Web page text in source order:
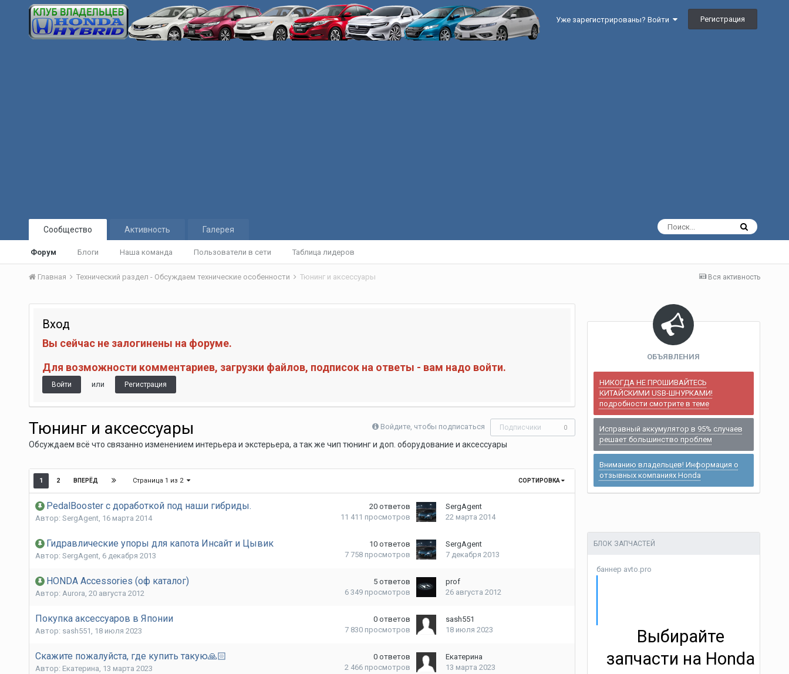
Уже зарегистрированы? Войти Регистрация
Сообщество
Форум Блоги Наша команда Пользователи в сети Таблица лидеров
Активность Галерея
Вся активность
Главная Технический раздел - Обсуждаем технические особенности Тюнинг и аксессуары
Вход
Вы сейчас не залогинены на форуме.
Для возможности комментариев, загрузки файлов, подписок на ответы - вам надо войти.
Войти или Регистрация
Тюнинг и аксессуары Войдите, чтобы подписаться Подписчики 0
Обсуждаем всё что связанно изменением интерьера и экстерьера, а так же чип тюнинг и доп. оборудование и аксессуары
СОРТИРОВКА
1 2 ВПЕРЁД Страница 1 из 2
PedalBooster с доработкой под наши гибриды.
Автор: SergAgent, 16 марта 2014
20 ответов
11 411 просмотров
SergAgent
22 марта 2014
Гидравлические упоры для капота Инсайт и Цывик
Автор: SergAgent, 6 декабря 2013
10 ответов
7 758 просмотров
SergAgent
7 декабря 2013
HONDA Accessories (оф каталог)
Автор: Aurora, 20 августа 2012
5 ответов
6 349 просмотров
prof
26 августа 2012
Покупка аксессуаров в Японии
Автор: sash551 , 18 июля 2023
0 ответов
7 830 просмотров
sash551
18 июля 2023
Скажите пожалуйста, где купить такую🙏🏻
Автор: Екатерина, 13 марта 2023
0 ответов
2 466 просмотров
Екатерина
13 марта 2023
ОБЪЯВЛЕНИЯ
НИКОГДА НЕ ПРОШИВАЙТЕСЬ
КИТАЙСКИМИ USB-ШНУРКАМИ!
подробности смотрите в теме
Исправный аккумулятор в 95% случаев
решает большинство проблем
Вниманию владельцев! Информация о
отзывных компаниях Honda
БЛОК ЗАПЧАСТЕЙ
баннер avto.pro
Выбирайте
запчасти на Honda